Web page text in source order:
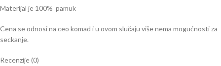
Materijal je 100% pamuk
Cena se odnosi na ceo komad i u ovom slučaju više nema mogućnosti za
seckanje.
Recenzije (0)